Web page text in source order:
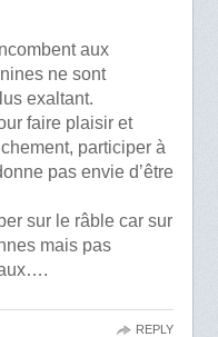
aux
ne sont
exaltant.
faire plaisir et
participer à
pas envie d’être
sur le râble car sur
mais pas
REPLY